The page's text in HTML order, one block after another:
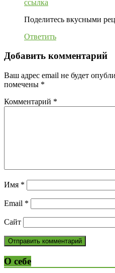
ссылка
Поделитесь вкусными
Ответить
Добавить комментарий
Ваш адрес email не будет
помечены *
Комментарий *
Имя *
Email *
Сайт
О себе